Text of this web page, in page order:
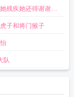
女匪江北嘴法商融合中
春茶话会 江北机场电话人
业行动计划
推出北岸跨年活动
子农贸市场开业江北机
江北新区葛塘街道纪工
残疾她还得谢谢我
子和将门猴子
队